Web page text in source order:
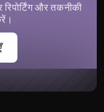
रिपोर्टिंग और तकनीकी